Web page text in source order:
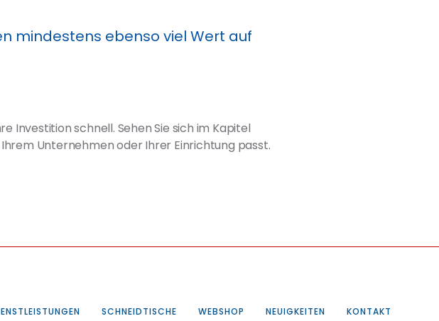
mindestens ebenso viel Wert auf
Investition schnell. Sehen Sie sich im Kapitel
Unternehmen oder Ihrer Einrichtung passt.
SCHNEIDTISCHE WEBSHOP NEUIGKEITEN KONTAKT